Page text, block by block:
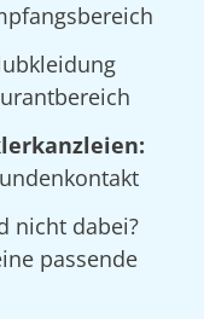
nicht dabei?
passende